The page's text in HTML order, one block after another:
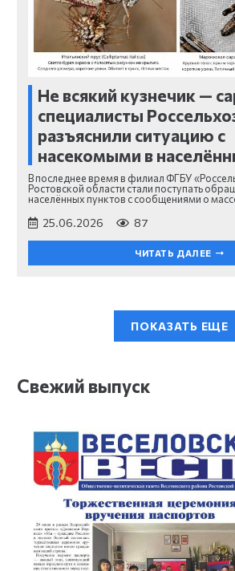
Не всякий кузнечик —
специалисты
разъяснили ситуацию с
насекомыми в
В последнее время в филиал ФГБУ
Ростовской области стали поступать
населённых пунктов с сообщениями о
25.06.2026 87
ЧИТАТЬ ДАЛЕЕ
ПОКАЗАТЬ ЕЩЕ
Свежий выпуск